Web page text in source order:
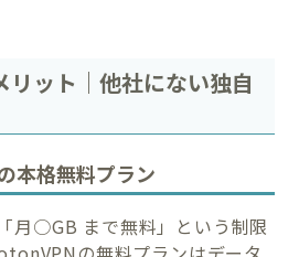
ット｜他社にない独自
本格無料プラン
月○GB まで無料」という制限